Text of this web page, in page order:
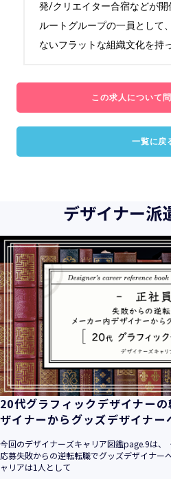
発/クリエイター合宿などが開
ルートグループの一員として
ないフラットな組織文化を持
この求人について
一覧に戻
デザイナー派
20代グラフィックデザイナー
ザイナーからグッズデザイナー
今回のデザイナーズキャリア図鑑page.9は
応募失敗からの逆転転職でグッズデザイナー
ャリアは1人として